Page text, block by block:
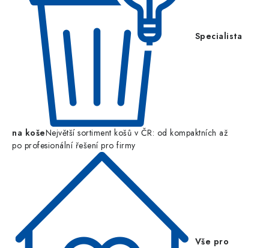
Specialista
na košeNejvětší sortiment košů v ČR: od kompaktních až
po profesionální řešení pro firmy
Vše pro